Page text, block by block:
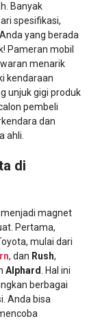
Banyak
spesifikasi,
yang berada
Pameran mobil
menarik
kendaraan
unjuk gigi produk
pembeli
dan
ahli.
di
magnet
Pertama,
mulai dari
, dan Rush,
Alphard
. Hal ini
berbagai
Anda bisa